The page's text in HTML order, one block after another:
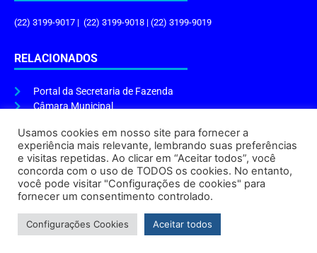
(22) 3199-9017 | (22) 3199-9018 | (22) 3199-9019
RELACIONADOS
Portal da Secretaria de Fazenda
Câmara Municipal
ENDEREÇO E HORÁRIO
Endereço:Praça Tiradentes, s/n – Centro, Cabo Frio – RJ, 28906-290
Atendimento do Protocolo Geral da Prefeitura:9h às 16h
Horário de Funcionamento:8h às 17h
Usamos cookies em nosso site para fornecer a
experiência mais relevante, lembrando suas preferências
e visitas repetidas. Ao clicar em “Aceitar todos”, você
concorda com o uso de TODOS os cookies. No entanto,
você pode visitar "Configurações de cookies" para
fornecer um consentimento controlado.
Configurações Cookies Aceitar todos